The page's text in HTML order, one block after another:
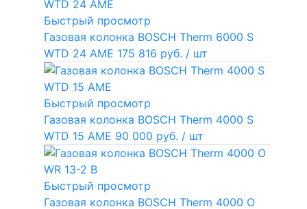
Быстрый просмотр
Газовая колонка BOSCH Therm 6000 S
WTD 24 AME 175 816 руб. / шт
Быстрый просмотр
Газовая колонка BOSCH Therm 4000 S
WTD 15 AME 90 000 руб. / шт
Быстрый просмотр
Газовая колонка BOSCH Therm 4000 O